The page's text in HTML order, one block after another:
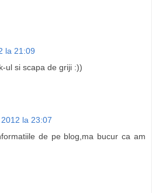
la 21:09
ul si scapa de griji :))
la 23:07
de pe blog,ma bucur ca am